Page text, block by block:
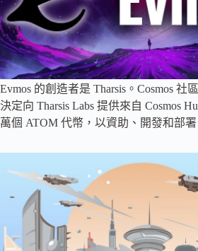
Evmos 的創造者是 Tharsis。Cosmos 社
決定向 Tharsis Labs 提供來自 Cosmos
萬個 ATOM 代幣，以資助、開發和部署